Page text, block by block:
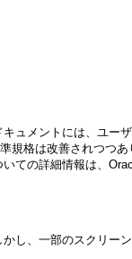
ュメントには、ユー
規格は改善されつつ
ての詳細情報は、
し、一部のスクリー